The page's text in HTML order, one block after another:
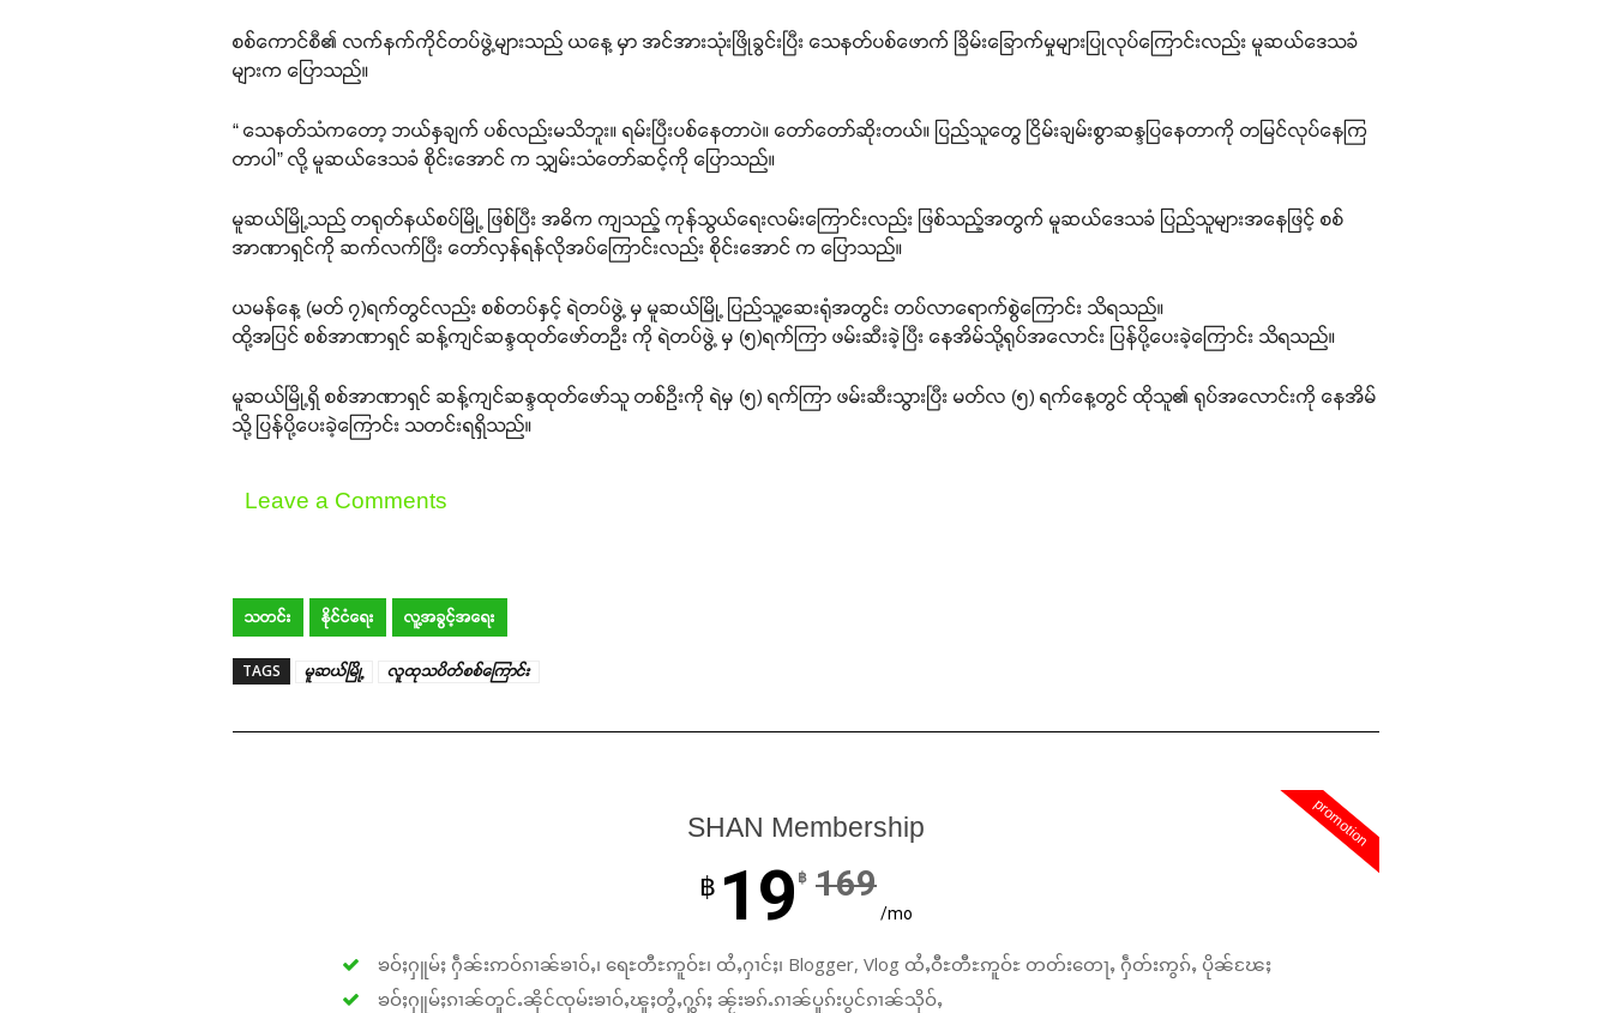
စစ်ကောင်စီ၏ လက်နက်ကိုင်တပ်ဖွဲ့များသည် ယနေ့ မှာ အင်အားသုံးဖြိုခွင်းပြီး သေနတ်ပစ်ဖောက် ခြိမ်းခြောက်မှုများပြုလုပ်ကြောင်းလည်း မူဆယ်ဒေသခံ
များက ပြောသည်။
“ သေနတ်သံကတော့ ဘယ်နှချက် ပစ်လည်းမသိဘူး။ ရမ်းပြီးပစ်နေတာပဲ။ တော်တော်ဆိုးတယ်။ ပြည်သူတွေ ငြိမ်းချမ်းစွာဆန္ဒပြနေတာကို တမြင်လုပ်နေကြ
တာပါ” လို့ မူဆယ်ဒေသခံ စိုင်းအောင် က သျှမ်းသံတော်ဆင့်ကို ပြောသည်။
မူဆယ်မြို့သည် တရုတ်နယ်စပ်မြို့ ဖြစ်ပြီး အဓိက ကျသည့် ကုန်သွယ်ရေးလမ်းကြောင်းလည်း ဖြစ်သည့်အတွက် မူဆယ်ဒေသခံ ပြည်သူများအနေဖြင့် စစ်
အာဏာရှင်ကို ဆက်လက်ပြီး တော်လှန်ရန်လိုအပ်ကြောင်းလည်း စိုင်းအောင် က ပြောသည်။
ယမန်နေ့ (မတ် ၇)ရက်တွင်လည်း စစ်တပ်နှင့် ရဲတပ်ဖွဲ့ မှ မူဆယ်မြို့ ပြည်သူ့ဆေးရုံအတွင်း တပ်လာရောက်စွဲကြောင်း သိရသည်။
ထို့အပြင် စစ်အာဏာရှင် ဆန့်ကျင်ဆန္ဒထုတ်ဖော်တဦး ကို ရဲတပ်ဖွဲ့ မှ (၅)ရက်ကြာ ဖမ်းဆီးခဲ့ပြီး နေအိမ်သို့ရုပ်အလောင်း ပြန်ပို့ပေးခဲ့ကြောင်း သိရသည်။
မူဆယ်မြို့ရှိ စစ်အာဏာရှင် ဆန့်ကျင်ဆန္ဒထုတ်ဖော်သူ တစ်ဦးကို ရဲမှ (၅) ရက်ကြာ ဖမ်းဆီးသွားပြီး မတ်လ (၅) ရက်နေ့တွင် ထိုသူ၏ ရုပ်အလောင်းကို နေအိမ်
သို့ ပြန်ပို့ပေးခဲ့ကြောင်း သတင်းရရှိသည်။
Leave a Comments
သတင်း နိုင်ငံရေး လူ့အခွင့်အရေး
TAGS မူဆယ်မြို့ လူထုသပိတ်စစ်ကြောင်း
promotion
SHAN Membership
฿ 19 ฿ 169
/mo
ၶဝ်ႈႁူမ်ႈ ႁဵၼ်းဢဝ်ၵၢၼ်ၶၢဝ်ႇ၊ ရေႊတီႊဢူဝ်ႊ၊ ထႆႇႁၢင်ႈ၊ Blogger, Vlog ထႆႇဝီႊတီႊဢူဝ်ႊ တတ်းတေႃႇ ႁဵတ်းဢွၵ်ႇ ပိုၼ်ၽႄႈ
ၶဝ်ႈႁူမ်ႈၵၢၼ်တူင်ႉၼိုင်ၸုမ်းၶၢဝ်ႇၽူႈတွႆႇႁွၵ်ႈ ၼႂ်းၶၵ်ႉၵၢၼ်ပူၵ်းပွင်ၵၢၼ်သိုဝ်ႇ